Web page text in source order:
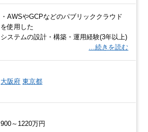
・AWSやGCPなどのパブリッククラウド
を使用した
システムの設計・構築・運用経験(3年以上)
…続きを読む
大阪府 東京都
900～1220万円